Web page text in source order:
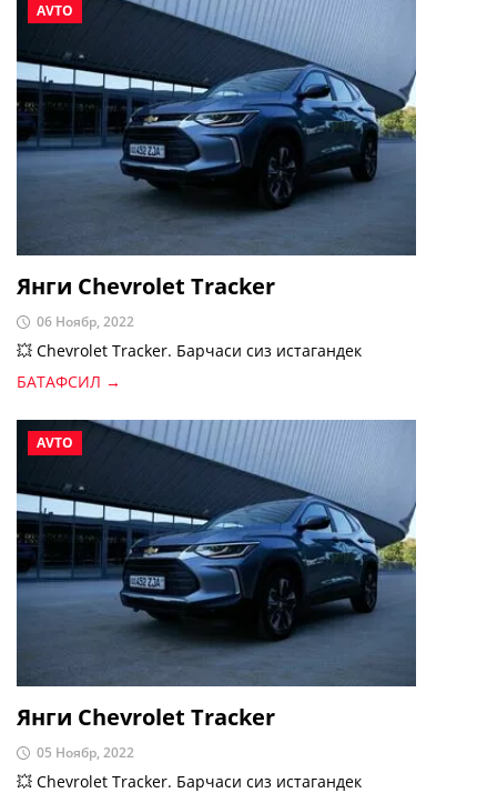
AVTO
Янги Chevrolet Tracker
06 Ноябр, 2022
💥 Chevrolet Tracker. Барчаси сиз истагандек
БАТАФСИЛ →
AVTO
Янги Chevrolet Tracker
05 Ноябр, 2022
💥 Chevrolet Tracker. Барчаси сиз истагандек